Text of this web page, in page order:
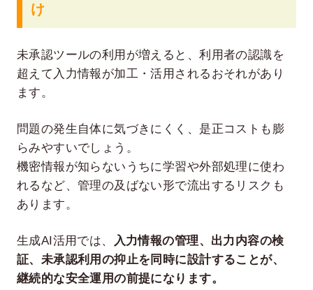
け
未承認ツールの利用が増えると、利用者の認識を
超えて入力情報が加工・活用されるおそれがあり
ます。
問題の発生自体に気づきにくく、是正コストも膨
らみやすいでしょう。
機密情報が知らないうちに学習や外部処理に使わ
れるなど、管理の及ばない形で流出するリスクも
あります。
生成AI活用では、
入力情報の管理、出力内容の検
証、未承認利用の抑止を同時に設計することが、
継続的な安全運用の前提になります。